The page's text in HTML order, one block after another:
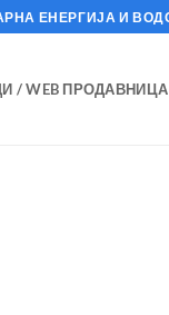
ЕНЕРГИЈА И
/ WEB ПРОДАВНИЦА